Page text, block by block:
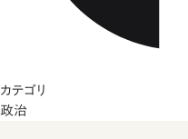
カテゴリ
政治